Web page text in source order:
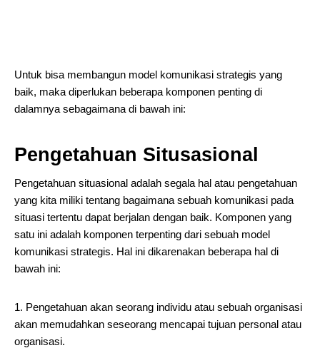
Untuk bisa membangun model komunikasi strategis yang
baik, maka diperlukan beberapa komponen penting di
dalamnya sebagaimana di bawah ini:
Pengetahuan Situsasional
Pengetahuan situasional adalah segala hal atau pengetahuan
yang kita miliki tentang bagaimana sebuah komunikasi pada
situasi tertentu dapat berjalan dengan baik. Komponen yang
satu ini adalah komponen terpenting dari sebuah model
komunikasi strategis. Hal ini dikarenakan beberapa hal di
bawah ini:
1. Pengetahuan akan seorang individu atau sebuah organisasi
akan memudahkan seseorang mencapai tujuan personal atau
organisasi.